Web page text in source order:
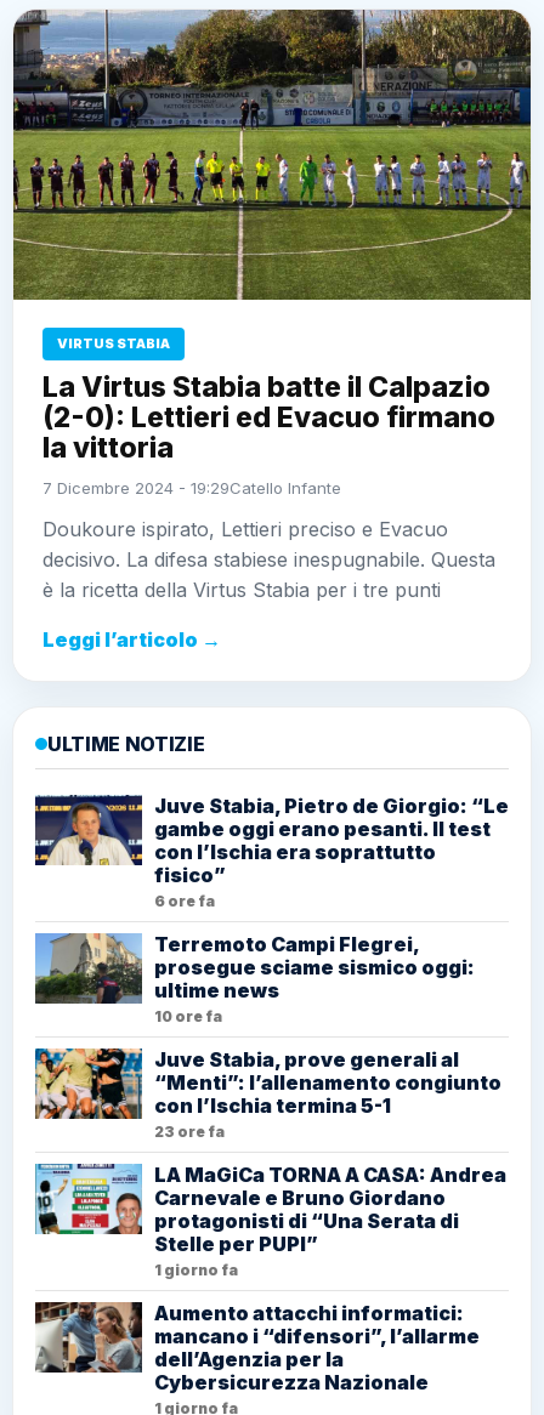
VIRTUS STABIA
La Virtus Stabia batte il Calpazio
(2-0): Lettieri ed Evacuo firmano
la vittoria
7 Dicembre 2024 - 19:29Catello Infante
Doukoure ispirato, Lettieri preciso e Evacuo
decisivo. La difesa stabiese inespugnabile. Questa
è la ricetta della Virtus Stabia per i tre punti
Leggi l’articolo →
ULTIME NOTIZIE
Juve Stabia, Pietro de Giorgio: “Le
gambe oggi erano pesanti. Il test
con l’Ischia era soprattutto
fisico”
6 ore fa
Terremoto Campi Flegrei,
prosegue sciame sismico oggi:
ultime news
10 ore fa
Juve Stabia, prove generali al
“Menti”: l’allenamento congiunto
con l’Ischia termina 5-1
23 ore fa
LA MaGiCa TORNA A CASA: Andrea
Carnevale e Bruno Giordano
protagonisti di “Una Serata di
Stelle per PUPI”
1 giorno fa
Aumento attacchi informatici:
mancano i “difensori”, l’allarme
dell’Agenzia per la
Cybersicurezza Nazionale
1 giorno fa